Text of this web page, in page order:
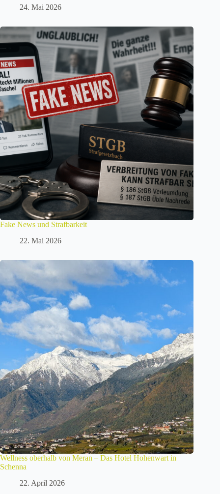
24. Mai 2026
Fake News und Strafbarkeit
22. Mai 2026
Wellness oberhalb von Meran – Das Hotel Hohenwart in
Schenna
22. April 2026